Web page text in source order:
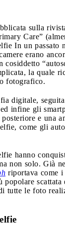
sulla
Care”
In un passato
erano
la quale
fotografico.
digitale,
infine gli
e una
come gli
hanno
non solo. Già
riportava come i
popolare scattata
tutte le foto